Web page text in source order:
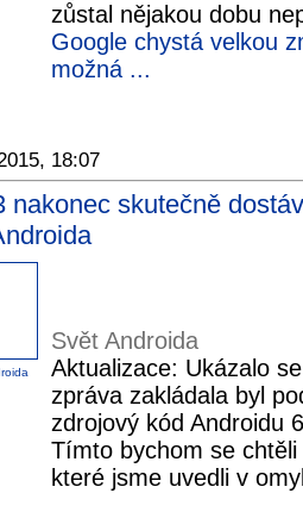
zůstal nějakou dobu
Google chystá velkou
možná ...
18:07
nakonec skutečně
Svět Androida
Aktualizace: Ukázalo
zpráva zakládala byl
zdrojový kód Androidu
Tímto bychom se
které jsme uvedli v